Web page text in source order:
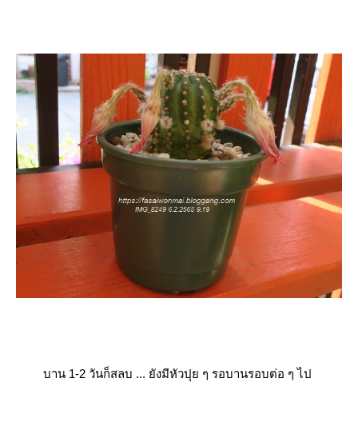
บาน 1-2 วันก็สลบ ... ยังมีหัวปุย ๆ รอบานรอบต่อ ๆ ไป